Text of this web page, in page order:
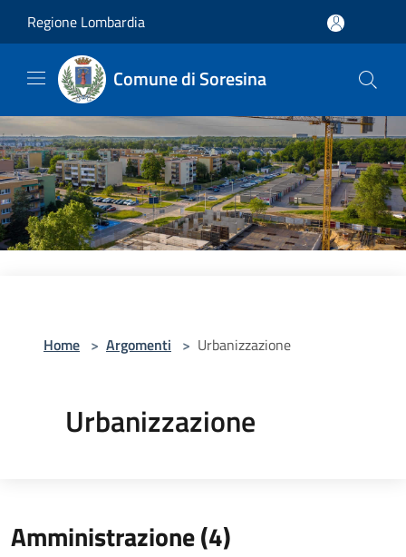
Regione Lombardia
Comune di Soresina
Home > Argomenti > Urbanizzazione
Urbanizzazione
Amministrazione (4)